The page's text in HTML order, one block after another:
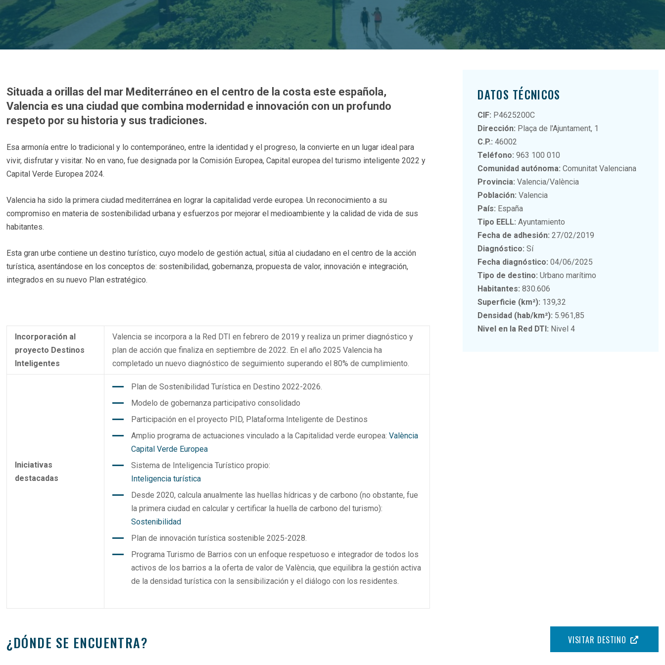
Situada a orillas del mar Mediterráneo en el centro de la costa este española,
Valencia es una ciudad que combina modernidad e innovación con un profundo
respeto por su historia y sus tradiciones.
Esa armonía entre lo tradicional y lo contemporáneo, entre la identidad y el progreso, la convierte en un lugar ideal para
vivir, disfrutar y visitar. No en vano, fue designada por la Comisión Europea, Capital europea del turismo inteligente 2022 y
Capital Verde Europea 2024.
Valencia ha sido la primera ciudad mediterránea en lograr la capitalidad verde europea. Un reconocimiento a su
compromiso en materia de sostenibilidad urbana y esfuerzos por mejorar el medioambiente y la calidad de vida de sus
habitantes.
Esta gran urbe contiene un destino turístico, cuyo modelo de gestión actual, sitúa al ciudadano en el centro de la acción
turística, asentándose en los conceptos de: sostenibilidad, gobernanza, propuesta de valor, innovación e integración,
integrados en su nuevo Plan estratégico.
Incorporación al
proyecto Destinos
Inteligentes
Valencia se incorpora a la Red DTI en febrero de 2019 y realiza un primer diagnóstico y
plan de acción que finaliza en septiembre de 2022. En el año 2025 Valencia ha
completado un nuevo diagnóstico de seguimiento superando el 80% de cumplimiento.
Iniciativas
destacadas
Plan de Sostenibilidad Turística en Destino 2022-2026.
Modelo de gobernanza participativo consolidado
Participación en el proyecto PID, Plataforma Inteligente de Destinos
Amplio programa de actuaciones vinculado a la Capitalidad verde europea: València
Capital Verde Europea
Sistema de Inteligencia Turístico propio:
Inteligencia turística
Desde 2020, calcula anualmente las huellas hídricas y de carbono (no obstante, fue
la primera ciudad en calcular y certificar la huella de carbono del turismo):
Sostenibilidad
Plan de innovación turística sostenible 2025-2028.
Programa Turismo de Barrios con un enfoque respetuoso e integrador de todos los
activos de los barrios a la oferta de valor de València, que equilibra la gestión activa
de la densidad turística con la sensibilización y el diálogo con los residentes.
DATOS TÉCNICOS
CIF: P4625200C
Dirección: Plaça de l'Ajuntament, 1
C.P.: 46002
Teléfono: 963 100 010
Comunidad autónoma: Comunitat Valenciana
Provincia: Valencia/València
Población: Valencia
País: España
Tipo EELL: Ayuntamiento
Fecha de adhesión: 27/02/2019
Diagnóstico: Sí
Fecha diagnóstico: 04/06/2025
Tipo de destino: Urbano marítimo
Habitantes: 830.606
Superficie (km²): 139,32
Densidad (hab/km²): 5.961,85
Nivel en la Red DTI: Nivel 4
¿DÓNDE SE ENCUENTRA? VISITAR DESTINO